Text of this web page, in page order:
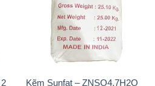
Kẽm Sunfat – ZNSO4.7H2O
Ấn Độ India